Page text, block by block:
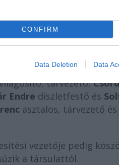
CONFIRM
Data Deletion Data
vezető köszöntötte a
Balogh Gabriella
tárvezető,
Endre díszletfestő és
asztalos, tárvezető és
vezetője pedig
a társulattól.